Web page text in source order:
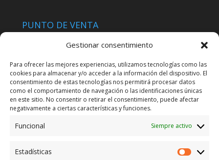
Gestionar consentimiento
Para ofrecer las mejores experiencias, utilizamos tecnologías como las
cookies para almacenar y/o acceder a la información del dispositivo. El
consentimiento de estas tecnologías nos permitirá procesar datos
como el comportamiento de navegación o las identificaciones únicas
en este sitio. No consentir o retirar el consentimiento, puede afectar
negativamente a ciertas características y funciones.
Funcional Siempre activo
Estadísticas
PUNTO DE VENTA
C/ San José 6, 11004 Cádiz
LEGAL
POLÍTICA DE ENVÍO
TERMINOS Y CONDICIONES